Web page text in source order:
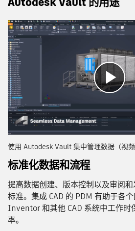
播
放
使用 Autodesk Vault 集中管理数据（视频
标准化数据和流程
提高数据创建、版本控制以及审阅
标准。集成 CAD 的 PDM 有助于各
Inventor 和其他 CAD 系统中工作时
率。